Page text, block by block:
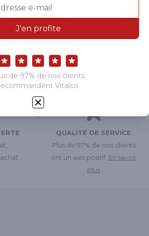
EXPÉDITION RAPIDE
QUALITÉ DE SERVICE
Plus de 97% de nos clients
ont un avis positif. En savoir
plus